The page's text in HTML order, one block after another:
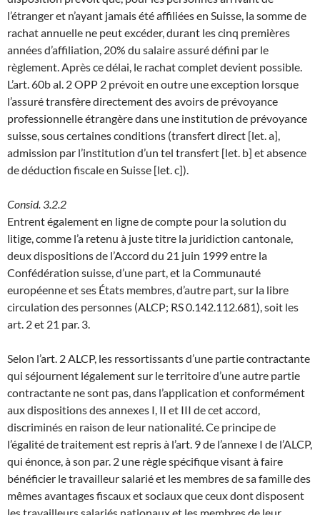
l’étranger et n’ayant jamais été affiliées en Suisse, la somme de
rachat annuelle ne peut excéder, durant les cinq premières
années d’affiliation, 20% du salaire assuré défini par le
règlement. Après ce délai, le rachat complet devient possible.
L’art. 60b al. 2 OPP 2 prévoit en outre une exception lorsque
l’assuré transfère directement des avoirs de prévoyance
professionnelle étrangère dans une institution de prévoyance
suisse, sous certaines conditions (transfert direct [let. a],
admission par l’institution d’un tel transfert [let. b] et absence
de déduction fiscale en Suisse [let. c]).
Consid. 3.2.2
Entrent également en ligne de compte pour la solution du
litige, comme l’a retenu à juste titre la juridiction cantonale,
deux dispositions de l’Accord du 21 juin 1999 entre la
Confédération suisse, d’une part, et la Communauté
européenne et ses États membres, d’autre part, sur la libre
circulation des personnes (ALCP; RS 0.142.112.681), soit les
art. 2 et 21 par. 3.
Selon l’art. 2 ALCP, les ressortissants d’une partie contractante
qui séjournent légalement sur le territoire d’une autre partie
contractante ne sont pas, dans l’application et conformément
aux dispositions des annexes I, II et III de cet accord,
discriminés en raison de leur nationalité. Ce principe de
l’égalité de traitement est repris à l’art. 9 de l’annexe I de l’ALCP,
qui énonce, à son par. 2 une règle spécifique visant à faire
bénéficier le travailleur salarié et les membres de sa famille des
mêmes avantages fiscaux et sociaux que ceux dont disposent
les travailleurs salariés nationaux et les membres de leur